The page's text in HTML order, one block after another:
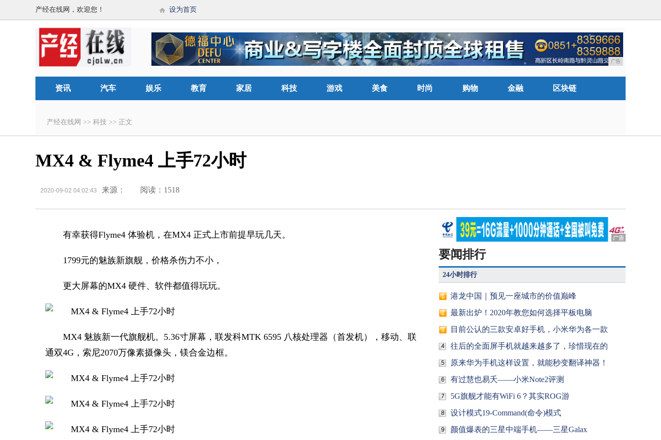
产经在线网，欢迎您！ 设为首页
广告
资讯 汽车 娱乐 教育 家居 科技 游戏 美食 时尚 购物 金融 区块链
产经在线网 >> 科技 >> 正文
MX4 & Flyme4 上手72小时
2020-09-02 04:02:43 来源： 阅读：1518
有幸获得Flyme4 体验机，在MX4 正式上市前提早玩几天。
1799元的魅族新旗舰，价格杀伤力不小，
更大屏幕的MX4 硬件、软件都值得玩玩。
MX4 魅族新一代旗舰机。5.36寸屏幕，联发科MTK 6595 八核处理器（首发机），移动、联
通双4G，索尼2070万像素摄像头，镁合金边框。
要闻排行
24小时排行
1 港龙中国｜预见一座城市的价值巅峰
2 最新出炉！2020年教您如何选择平板电脑
3 目前公认的三款安卓好手机，小米华为各一款
4 往后的全面屏手机就越来越多了，珍惜现在的
5 原来华为手机这样设置，就能秒变翻译神器！
6 有过慧也易夭——小米Note2评测
7 5G旗舰才能有WiFi 6？其实ROG游
8 设计模式19-Command(命令)模式
9 颜值爆表的三星中端手机——三星Galax